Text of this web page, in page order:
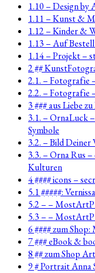
1.10 – Design by
1.11 – Kunst &
1.12 – Kinder &
1.13 – Auf
1.14 – Projekt –
2 ##
2.1. – Fotografie
2.2. – Fotografie
3 ### aus Liebe
3.1. – OrnaLuck
Symbole
3.2. – Bild
3.3. – Orna Rus
Kulturen
4 #### icons –
5.1 #####:
5.2 – –
5.3 – –
6 #### zum
7 ### eBook &
8 ## zum Shop
9 # Portrait Anna